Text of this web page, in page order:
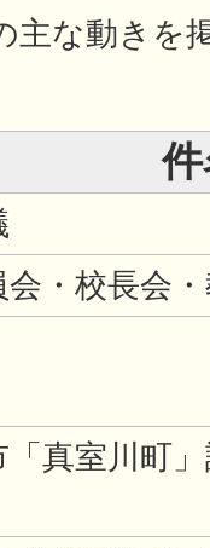
主な動きを
会・校長会
「真室川町